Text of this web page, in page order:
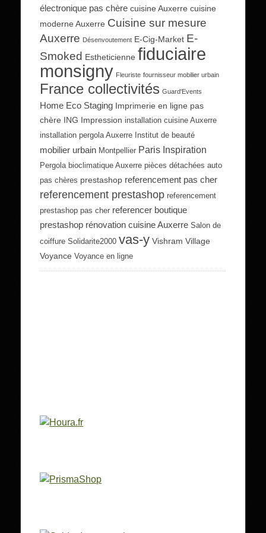
électronique pas chère cuisine Auxerre cuisine
moderne Auxerre Cuisine sur mesure
Auxerre Désenvoutement E-Cig-Market E-
Smoked Estheticienne fiduciaire
monsigny Fleuriste fournisseur mobilier urbain
France collectivités Guard'Events
Home Eco Staging Imprimerie en ligne pas
chère ING Impression installation cuisine Auxerre
installation pergola Auxerre
Institut de beauté
mobilier urbain Montpellier Paris Inspiration
Pergola bioclimatique Auxerre pièces détachées auto
pas chères prestashop referencement pas cher
referencement prestashop referencement
prestashop pas cher referencer boutique
prestashop rénovation cuisine Auxerre Salon de
coiffure Solidarite2000 vas-y Vishram Village
Voyance Voyance en ligne